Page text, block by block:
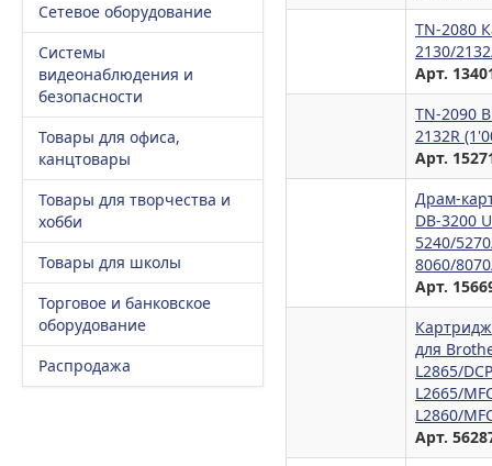
Сетевое оборудование
Системы
видеонаблюдения и
безопасности
Товары для офиса,
канцтовары
Товары для творчества и
хобби
Товары для школы
Торговое и банковское
оборудование
Распродажа
TN-2080
2130/
Арт.
TN-2090
2132R
Арт.
Драм-
DB-3200
5240/
8060/
Арт.
для
L2865/
L2665/
L2860/
Арт.